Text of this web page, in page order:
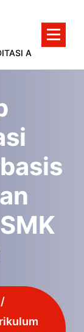
A
/